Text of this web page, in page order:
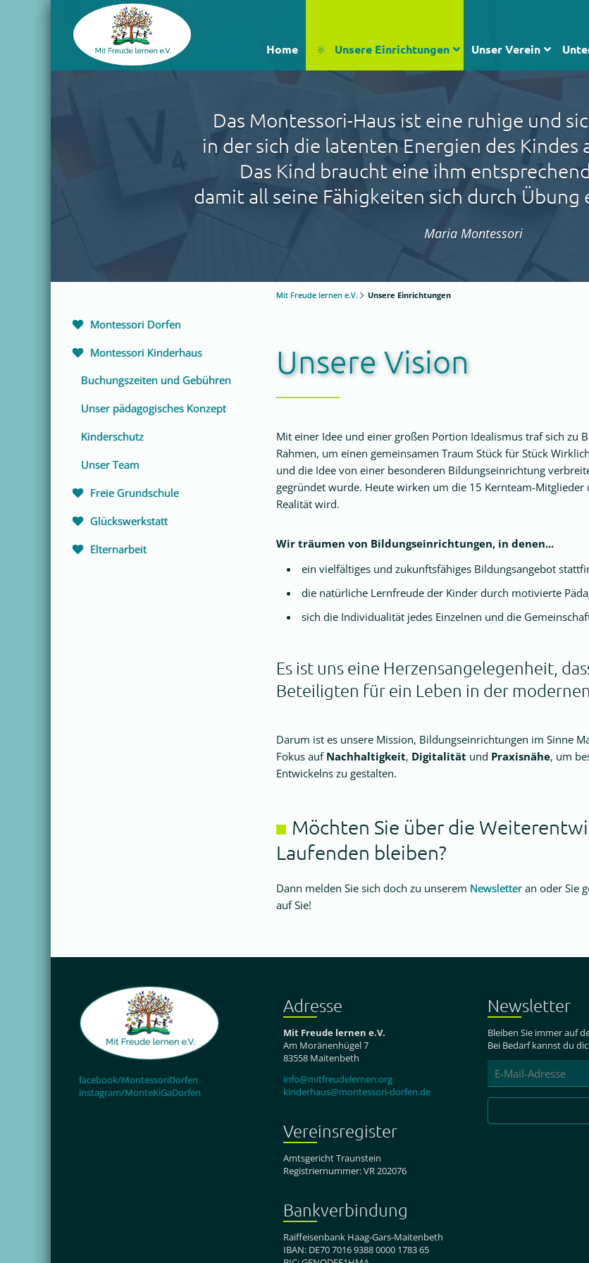
Home Unsere Einrichtungen Unser Verein
Das Montessori-Haus ist eine ruhige und
in der sich die latenten Energien des Kindes
Das Kind braucht eine ihm
damit all seine Fähigkeiten sich durch
Maria Montessori
Mit Freude lernen e.V. Unsere Einrichtungen
Unsere Vision
Mit einer Idee und einer großen Portion Idealismus traf sich zu
Rahmen, um einen gemeinsamen Traum Stück für Stück
und die Idee von einer besonderen Bildungseinrichtung
gegründet wurde. Heute wirken um die 15 Kernteam-
Realität wird.
Wir träumen von Bildungseinrichtungen, in denen...
ein vielfältiges und zukunftsfähiges Bildungsangebot
die natürliche Lernfreude der Kinder durch motivierte
sich die Individualität jedes Einzelnen und die
Es ist uns eine Herzensangelegenheit,
Beteiligten für ein Leben in der
Darum ist es unsere Mission, Bildungseinrichtungen im Sinne
Fokus auf Nachhaltigkeit, Digitalität und Praxisnähe, um
Entwickelns zu gestalten.
Möchten Sie über die
Laufenden bleiben?
Dann melden Sie sich doch zu unserem Newsletter an oder Sie
auf Sie!
Navigation
Montessori Dorfen
Montessori Kinderhaus
Buchungszeiten und Gebühren
Unser pädagogisches Konzept
Kinderschutz
Unser Team
Freie Grundschule
Glückswerkstatt
Elternarbeit
facebook/MontessoriDorfen
instagram/MonteKiGaDorfen
Adresse
Mit Freude lernen e.V.
Am Moränenhügel 7
83558 Maitenbeth
info@mitfreudelernen.org
kinderhaus@montessori-dorfen.de
Vereinsregister
Amtsgericht Traunstein
Registriernummer: VR 202076
Bankverbindung
Raiffeisenbank Haag-Gars-Maitenbeth
IBAN: DE70 7016 9388 0000 1783 65
Newsletter
Bleiben Sie immer auf
Bei Bedarf kannst du
E-
Mail-
Adresse